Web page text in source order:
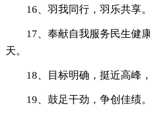
16、羽我同行，羽乐共享。
17、奉献自我服务民生健
天。
18、目标明确，挺近高峰
19、鼓足干劲，争创佳绩。